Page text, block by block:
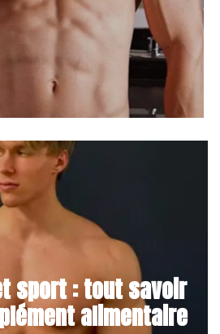
sport : tout savoir
alimentaire